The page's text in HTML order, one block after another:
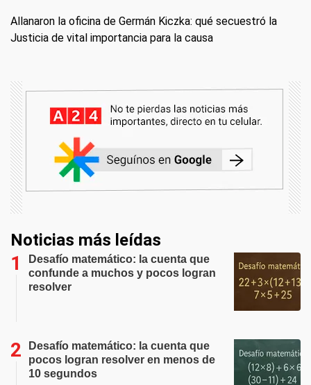
Allanaron la oficina de Germán Kiczka: qué secuestró la
Justicia de vital importancia para la causa
Noticias más leídas
Desafío matemático: la cuenta que
confunde a muchos y pocos logran
resolver
Desafío matemático: la cuenta que
pocos logran resolver en menos de
10 segundos